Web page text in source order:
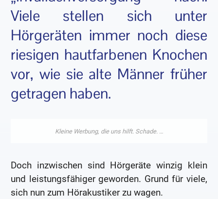
Viele stellen sich unter
Hörgeräten immer noch diese
riesigen hautfarbenen Knochen
vor, wie sie alte Männer früher
getragen haben.
Doch inzwischen sind Hörgeräte winzig klein
und leistungsfähiger geworden. Grund für viele,
sich nun zum Hörakustiker zu wagen.